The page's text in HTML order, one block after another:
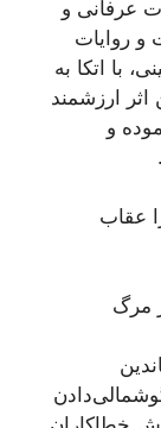
عرفانی و
و روایات
با اتکا به
ارزشمند
و
عقاب
مرگ